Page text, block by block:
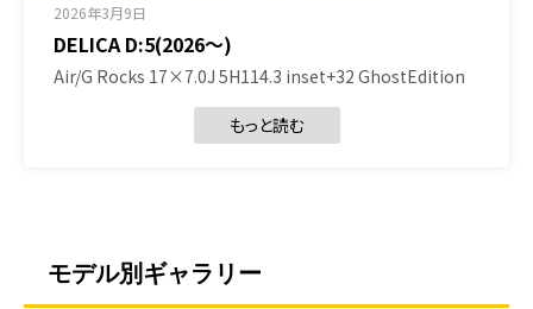
2026年3月9日
DELICA D:5(2026～)
Air/G Rocks 17×7.0J 5H114.3 inset+32 GhostEdition
もっと読む
モデル別ギャラリー